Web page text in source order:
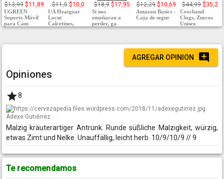
$13,99 $11,89
UGREEN
Soporte Móvil
para Cam
$11,5 $10,0
UA Heatgear
Locut
Calcetines,
$18,9 $17,95
Si nos
enseñaran a
perder, ga
$12,29 $10,69
Amazon Basics -
Caja de segur
$44,99 $35,2
Crocband
Clogs, Zuecos
Unisex
AGREGAR OPINION
Opiniones
8
Adexe Gutiérrez
Malzig kräuterartiger Antrunk. Runde süßliche Malzigkeit, würzig,
etwas Zimt und Nelke. Unauffällig, leicht herb. 10/9/10/9 // 9
Te recomendamos